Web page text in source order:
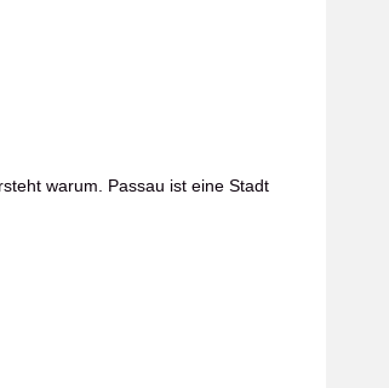
warum. Passau ist eine Stadt